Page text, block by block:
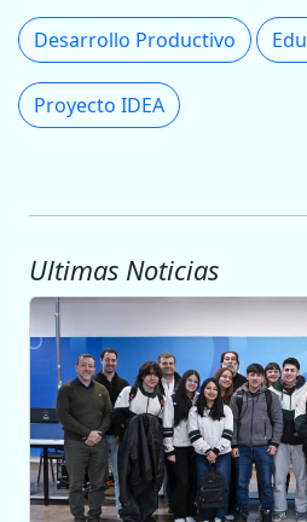
Desarrollo Productivo
Proyecto IDEA
Ultimas Noticias